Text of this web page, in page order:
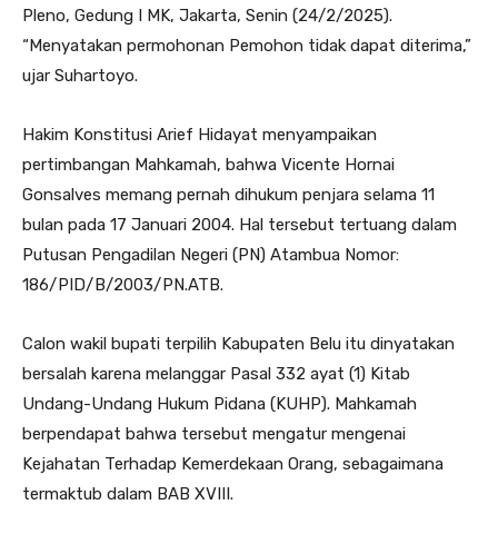
Pleno, Gedung I MK, Jakarta, Senin (24/2/2025).
“Menyatakan permohonan Pemohon tidak dapat diterima,”
ujar Suhartoyo.
Hakim Konstitusi Arief Hidayat menyampaikan
pertimbangan Mahkamah, bahwa Vicente Hornai
Gonsalves memang pernah dihukum penjara selama 11
bulan pada 17 Januari 2004. Hal tersebut tertuang dalam
Putusan Pengadilan Negeri (PN) Atambua Nomor:
186/PID/B/2003/PN.ATB.
Calon wakil bupati terpilih Kabupaten Belu itu dinyatakan
bersalah karena melanggar Pasal 332 ayat (1) Kitab
Undang-Undang Hukum Pidana (KUHP). Mahkamah
berpendapat bahwa tersebut mengatur mengenai
Kejahatan Terhadap Kemerdekaan Orang, sebagaimana
termaktub dalam BAB XVIII.